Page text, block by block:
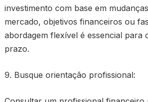
investimento com base em
mercado, objetivos financeiros ou
abordagem flexível é essencial para
prazo.
9. Busque orientação profissional: